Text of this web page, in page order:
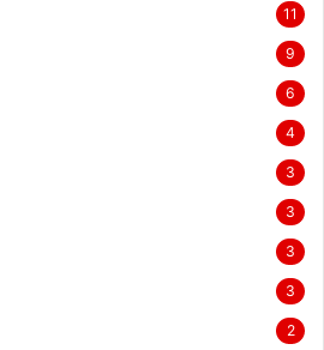
11
9
6
4
3
3
3
3
2